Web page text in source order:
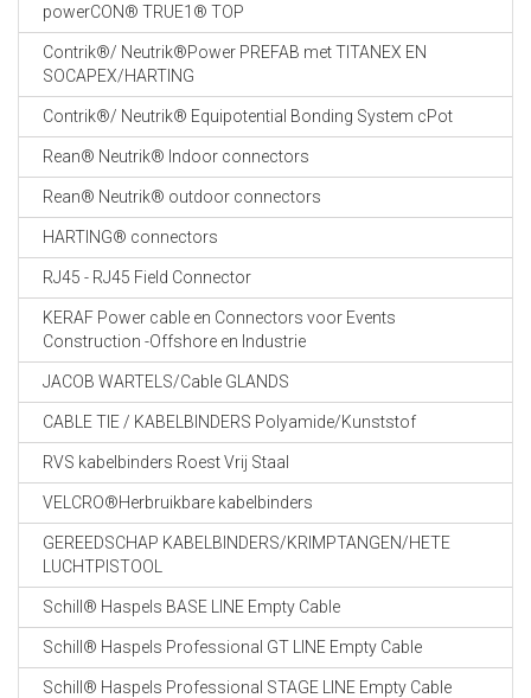
powerCON® TRUE1® TOP
Contrik®/ Neutrik®Power PREFAB met TITANEX EN
SOCAPEX/HARTING
Contrik®/ Neutrik® Equipotential Bonding System cPot
Rean® Neutrik® Indoor connectors
Rean® Neutrik® outdoor connectors
HARTING® connectors
RJ45 - RJ45 Field Connector
KERAF Power cable en Connectors voor Events
Construction -Offshore en Industrie
JACOB WARTELS/Cable GLANDS
CABLE TIE / KABELBINDERS Polyamide/Kunststof
RVS kabelbinders Roest Vrij Staal
VELCRO®Herbruikbare kabelbinders
GEREEDSCHAP KABELBINDERS/KRIMPTANGEN/HETE
LUCHTPISTOOL
Schill® Haspels BASE LINE Empty Cable
Schill® Haspels Professional GT LINE Empty Cable
Schill® Haspels Professional STAGE LINE Empty Cable